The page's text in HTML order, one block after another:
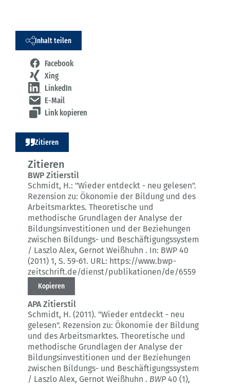
Inhalt teilen
Facebook
Xing
LinkedIn
E-Mail
Link kopieren
Zitieren
Zitieren
BWP Zitierstil
Schmidt, H.: "Wieder entdeckt - neu gelesen".
Rezension zu: Ökonomie der Bildung und des
Arbeitsmarktes. Theoretische und
methodische Grundlagen der Analyse der
Bildungsinvestitionen und der Beziehungen
zwischen Bildungs- und Beschäftigungssystem
/ Laszlo Alex, Gernot Weißhuhn . In: BWP 40
(2011) 1, S. 59-61. URL: https://www.bwp-
zeitschrift.de/dienst/publikationen/de/6559
Kopieren
APA Zitierstil
Schmidt, H. (2011). "Wieder entdeckt - neu
gelesen". Rezension zu: Ökonomie der Bildung
und des Arbeitsmarktes. Theoretische und
methodische Grundlagen der Analyse der
Bildungsinvestitionen und der Beziehungen
zwischen Bildungs- und Beschäftigungssystem
/ Laszlo Alex, Gernot Weißhuhn . BWP40 (1),